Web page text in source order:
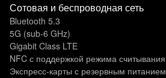
Сотовая и беспроводная сеть
Bluetooth 5.3
5G (sub‑6 GHz)
Gigabit Class LTE
NFC с поддержкой режима считывания
Экспресс‑карты с резервным питанием